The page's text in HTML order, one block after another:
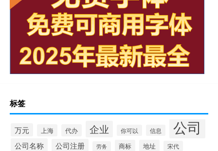
标签
万元 上海 代办 企业 你可以 信息 公司
公司名称 公司注册 劳务 商标 地址 宋代